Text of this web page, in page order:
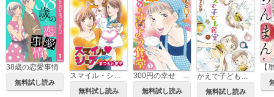
38歳の恋愛事情
無料試し読み
スマイル・シェア ～コラボcafeへようこそ！～
無料試し読み
300円の幸せ みんなのすいよう食堂
無料試し読み 無料試し読み